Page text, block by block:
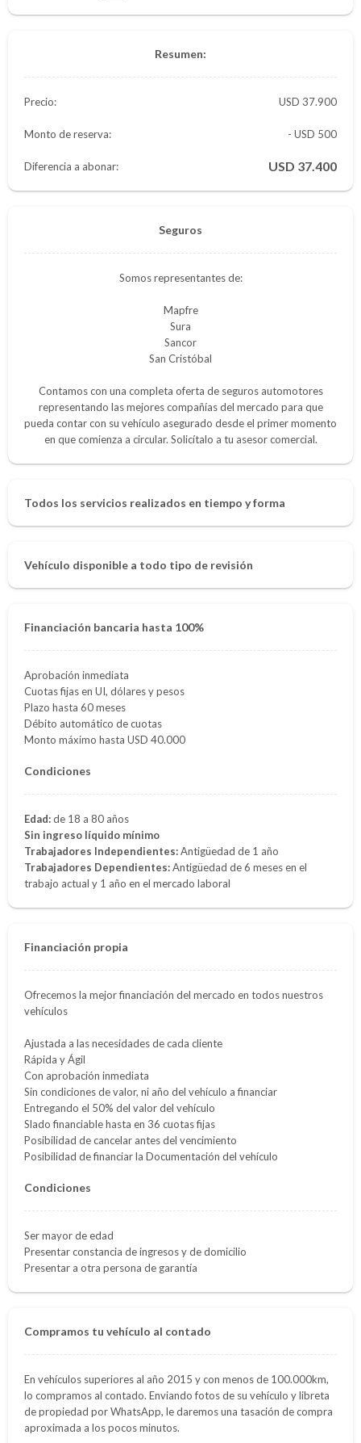
Resumen:
Precio: 37.900
Monto de reserva: - USD 500
Diferencia a abonar: 37.400
Seguros
Somos representantes de:
Mapfre
Sura
Sancor
San Cristóbal
Contamos con una completa oferta de seguros automotores
representando las mejores compañías del mercado para que
pueda contar con su vehículo asegurado desde el primer momento
en que comienza a circular. Solicítalo a tu asesor comercial.
Todos los servicios realizados en tiempo y forma
Vehículo disponible a todo tipo de revisión
Financiación bancaria hasta 100%
Aprobación inmediata
Cuotas fijas en UI, dólares y pesos
Plazo hasta 60 meses
Débito automático de cuotas
Monto máximo hasta USD 40.000
Condiciones
Edad:de 18 a 80 años
Sin ingreso líquido mínimo
Trabajadores Independientes:Antigüedad de 1 año
Trabajadores Dependientes:Antigüedad de 6 meses en el
trabajo actual y 1 año en el mercado laboral
Financiación propia
Ofrecemos la mejor financiación del mercado en todos nuestros
vehículos
Ajustada a las necesidades de cada cliente
Rápida y Ágil
Con aprobación inmediata
Sin condiciones de valor, ni año del vehículo a financiar
Entregando el 50% del valor del vehículo
Slado financiable hasta en 36 cuotas fijas
Posibilidad de cancelar antes del vencimiento
Posibilidad de financiar la Documentación del vehículo
Condiciones
Ser mayor de edad
Presentar constancia de ingresos y de domicilio
Presentar a otra persona de garantía
Compramos tu vehículo al contado
En vehículos superiores al año 2015 y con menos de 100.000km,
lo compramos al contado. Enviando fotos de su vehículo y libreta
de propiedad por WhatsApp, le daremos una tasación de compra
aproximada a los pocos minutos.